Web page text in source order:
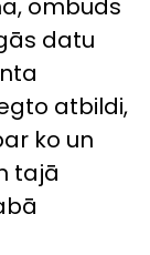
ombuds
datu
atbildi,
ko un
tajā